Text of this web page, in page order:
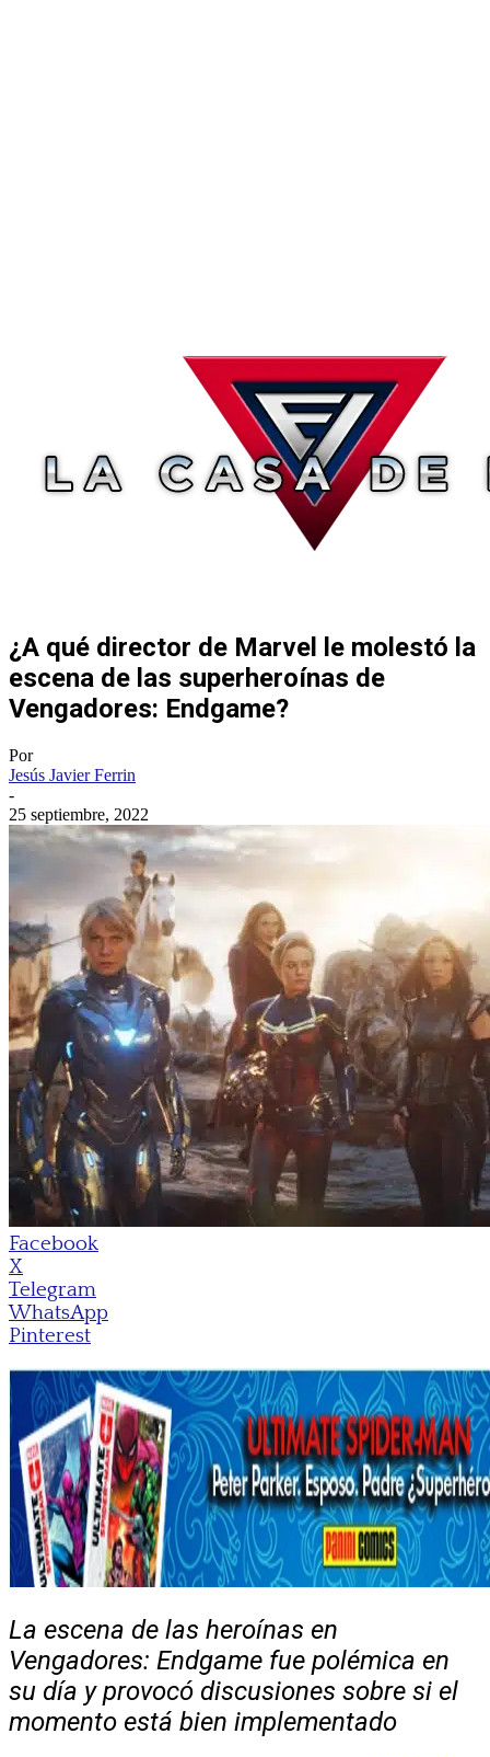
¿A qué director de Marvel le molestó la
escena de las superheroínas de
Vengadores: Endgame?
Por
Jesús Javier Ferrin
-
25 septiembre, 2022
Facebook
X
Telegram
WhatsApp
Pinterest
La escena de las heroínas en
Vengadores: Endgame fue polémica en
su día y provocó discusiones sobre si el
momento está bien implementado